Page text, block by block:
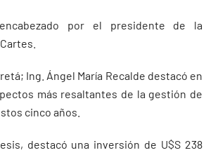
por el presidente de la
Ing. Ángel María Recalde destacó en
más resaltantes de la gestión de
cinco años.
destacó una inversión de U$S 238